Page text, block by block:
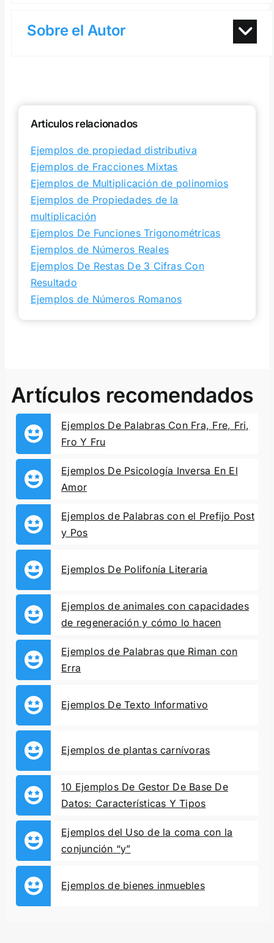
Sobre el Autor
Articulos relacionados
Ejemplos de propiedad distributiva
Ejemplos de Fracciones Mixtas
Ejemplos de Multiplicación de polinomios
Ejemplos de Propiedades de la
multiplicación
Ejemplos De Funciones Trigonométricas
Ejemplos de Números Reales
Ejemplos De Restas De 3 Cifras Con
Resultado
Ejemplos de Números Romanos
Artículos recomendados
Ejemplos De Palabras Con Fra, Fre, Fri,
Fro Y Fru
Ejemplos De Psicología Inversa En El
Amor
Ejemplos de Palabras con el Prefijo Post
y Pos
Ejemplos De Polifonía Literaria
Ejemplos de animales con capacidades
de regeneración y cómo lo hacen
Ejemplos de Palabras que Riman con
Erra
Ejemplos De Texto Informativo
Ejemplos de plantas carnívoras
10 Ejemplos De Gestor De Base De
Datos: Características Y Tipos
Ejemplos del Uso de la coma con la
conjunción “y”
Ejemplos de bienes inmuebles